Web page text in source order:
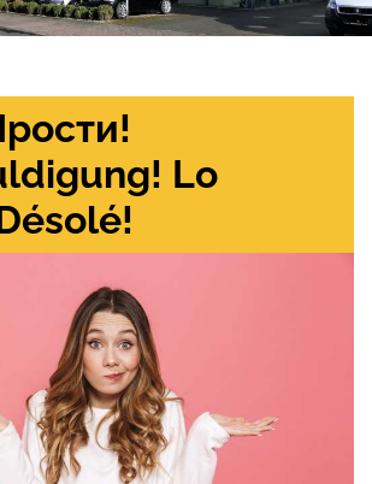
Lo